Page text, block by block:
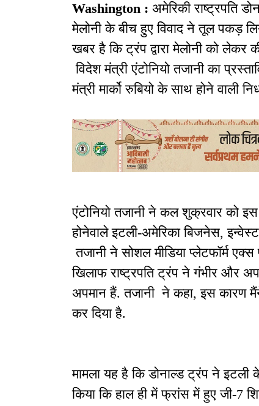
Washington : अमेरिकी राष्ट्रपति
मेलोनी के बीच हुए विवाद ने तूल पकड़
खबर है कि ट्रंप द्वारा मेलोनी को लेकर
विदेश मंत्री एंटोनियो तजानी का
मंत्री मार्को रुबियो के साथ होने वाली
एंटोनियो तजानी ने कल शुक्रवार को इस
होनेवाले इटली-अमेरिका बिजनेस,
तजानी ने सोशल मीडिया प्लेटफॉर्म
खिलाफ राष्ट्रपति ट्रंप ने गंभीर और
अपमान हैं. तजानी ने कहा, इस कारण
कर दिया है.
मामला यह है कि डोनाल्ड ट्रंप ने इटली
किया कि हाल ही में फ्रांस में हुए जी-7